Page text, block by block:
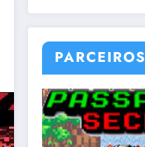
PARCEIROS